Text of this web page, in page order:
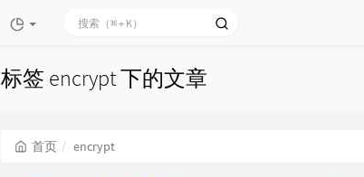
标签 encrypt 下的文章
首页 encrypt